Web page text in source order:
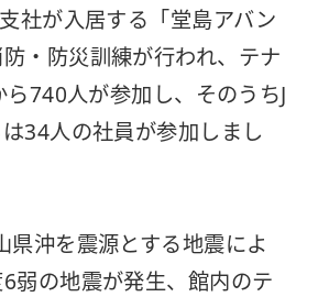
社が入居する「堂島アバン
・防災訓練が行われ、テナ
740人が参加し、そのうちJ
34人の社員が参加しまし
県沖を震源とする地震によ
弱の地震が発生、館内のテ